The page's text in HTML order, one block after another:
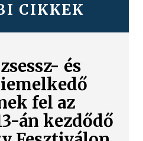
CIKKEK
és
fel az
án kezdődő